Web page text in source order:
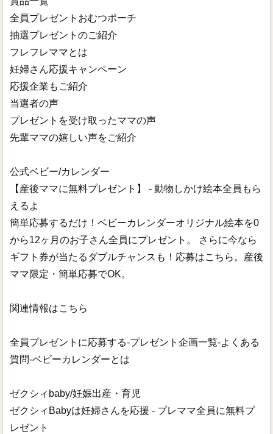
全員プレゼントおむつポーチ
抽選プレゼントのご紹介
フレフレママとは
妊婦さん応援キャンペーン
応援企業もご紹介
当選者の声
プレゼントを受け取ったママの声
先輩ママの嬉しい声をご紹介
公式ベビー/カレンダー
【産後ママに無料プレゼント】 - 動物しかけ絵本全員もら
えるよ
簡単応募するだけ！ベビーカレンダーオリジナル絵本を0
から12ヶ月のお子さん全員にプレゼント。 さらに今なら
ギフト券が当たるダブルチャンスも！応募はこちら。産後
ママ限定・簡単応募でOK。
関連情報はこちら
全員プレゼントに応募する-プレゼント企画一覧-よくある
質問-ベビーカレンダーとは
ゼクシィbaby/妊娠出産・育児
ゼクシィBabyは妊婦さんを応援 - プレママ全員に無料プ
レゼント